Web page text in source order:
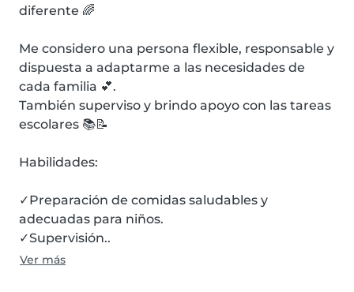
diferente 🌈
Me considero una persona flexible, responsable y
dispuesta a adaptarme a las necesidades de
cada familia 💕.
También superviso y brindo apoyo con las tareas
escolares 📚📝
Habilidades:
✓Preparación de comidas saludables y
adecuadas para niños.
✓Supervisión..
Ver más